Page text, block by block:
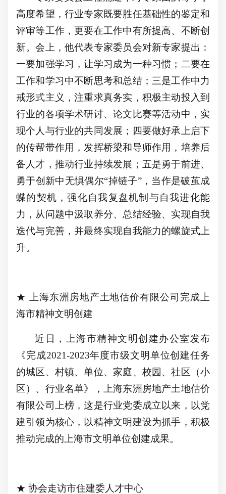
高度希望，行业专家既要胜任基础性的鉴定和
评审等工作，更要在工作中有所提高、不断创
新。会上，他代表专家委员会对新专家提出：
一要加强学习，让学习成为一种习惯；二要在
工作和学习中不断思考和总结；三是工作中力
戒形式主义，注重求真务实，积极主动投入到
行业的各项学术研讨、论文比赛等活动中，实
现个人与行业的共同发展；四要做好承上启下
的传帮带作用，发挥桥梁和导师作用，培养后
备人才，推动行业持续发展；五是勇于前进、
勇于创新中无惧偶尔“掉链子”，当作是破茧成
蝶的契机，强化自我复盘机制与自我进化能
力，从问题中汲取养分、总结经验、实现自我
迭代与完善，并最终实现自我能力的螺旋式上
升。
★ 上海东洲房地产土地估价有限公司完成上
海市精神文明创建
近日，上海市精神文明创建办公室发布
《完成2021-2023年度市级文明单位创建任务
的城区、村镇、单位、家庭、校园、社区（小
区）、行业名单》，上海东洲房地产土地估价
有限公司上榜，这是行业党委成立以来，以党
建引领为核心，以精神文明建设为抓手，积极
推动完成的上海市文明单位创建成果。
★ 协会走访市住建委人才中心